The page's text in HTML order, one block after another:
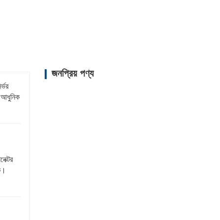
আধুনিক
জনপ্রিয় পণ্য